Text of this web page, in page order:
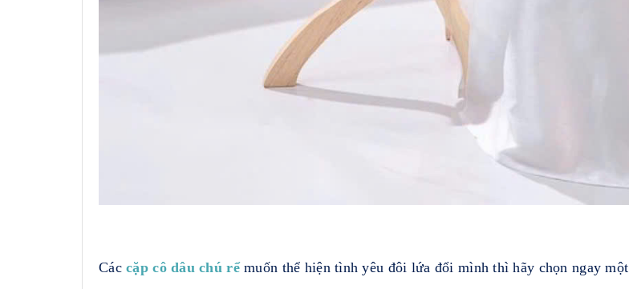
Cáccặp cô dâu chú rểmuốn thể hiện tình yêu đôi lứa đổi mình thì hãy chọn ngay một